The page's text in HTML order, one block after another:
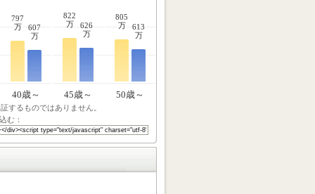
797
万
607
万
822
万
626
万
805
万
613
万
40歳～ 45歳～ 50歳～
するものではありません。
む：